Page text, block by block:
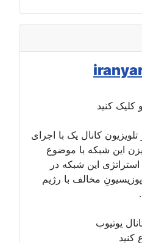
کنید
کانال یک با اجرای
شبکه با موضوع
این شبکه در
مخالف با رژیم